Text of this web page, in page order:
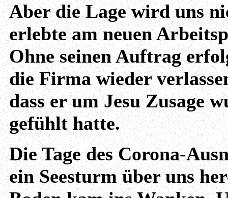
Aber die Lage wird uns
erlebte am neuen
Ohne seinen Auftrag
die Firma wieder
dass er um Jesu Zusage
gefühlt hatte.
Die Tage des Corona-
ein Seesturm über uns